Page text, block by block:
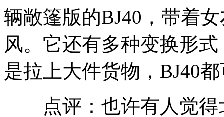
辆敞篷版的BJ40，带着
风。它还有多种变换形
是拉上大件货物，BJ40
点评：也许有人觉